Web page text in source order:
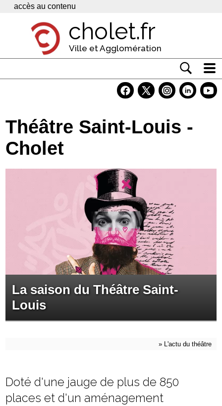
Panneau de gestion des cookies
accès au contenu
cholet.fr
Ville et Agglomération
Economie
Services
Contacts
Théâtre Saint-Louis -
Cholet
La saison du Théâtre Saint-
Louis
» L'actu du théâtre
Doté d'une jauge de plus de 850
places et d'un aménagement